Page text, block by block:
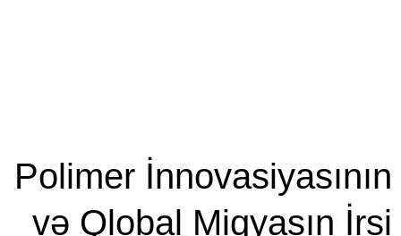
Polimer İnnovasiyasının
və Qlobal Miqyasın İrsi